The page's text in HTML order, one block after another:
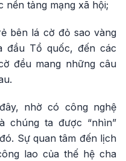
nền tảng mạng xã hội;
bên lá cờ đỏ sao vàng
đầu Tổ quốc, đến các
đều mang những câu
nhờ có công nghệ
chúng ta được “nhìn”
Sự quan tâm đến lịch
lao của thế hệ cha